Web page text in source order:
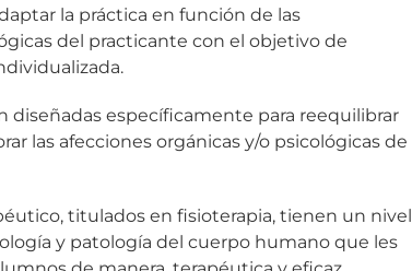
la práctica en función de las
del practicante con el objetivo de
diseñadas específicamente para reequilibrar
las afecciones orgánicas y/o psicológicas de
titulados en fisioterapia, tienen un nivel
y patología del cuerpo humano que les